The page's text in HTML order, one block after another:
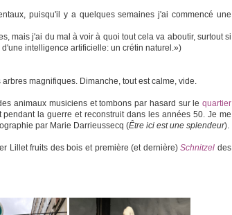
puisqu'il y a quelques semaines j'ai commencé une
mais j'ai du mal à voir à quoi tout cela va aboutir, surtout si
intelligence artificielle: un crétin naturel.»)
magnifiques. Dimanche, tout est calme, vide.
animaux musiciens et tombons par hasard sur le quartier
la guerre et reconstruit dans les années 50. Je me
par Marie Darrieussecq (Être ici est une splendeur).
Lillet fruits des bois et première (et dernière)Schnitzel des